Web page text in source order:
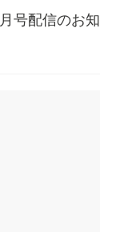
号配信のお知